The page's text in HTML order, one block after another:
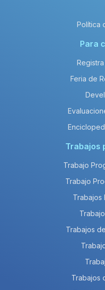
Política
Para
Feria de
Trabajos
Trabajo
Trabajo
Trabajos
Trabajos
Trabajos